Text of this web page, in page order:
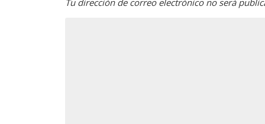
Tu dirección de correo electrónico no será